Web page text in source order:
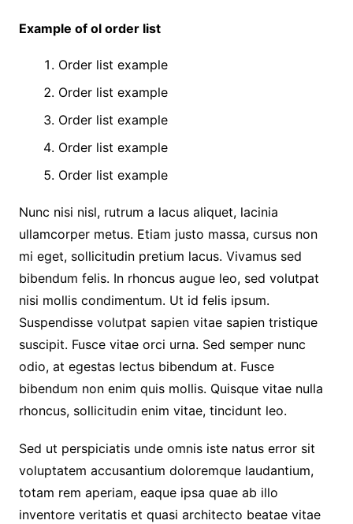
Example of ol order list
Order list example
Order list example
Order list example
Order list example
Order list example
Nunc nisi nisl, rutrum a lacus aliquet, lacinia
ullamcorper metus. Etiam justo massa, cursus non
mi eget, sollicitudin pretium lacus. Vivamus sed
bibendum felis. In rhoncus augue leo, sed volutpat
nisi mollis condimentum. Ut id felis ipsum.
Suspendisse volutpat sapien vitae sapien tristique
suscipit. Fusce vitae orci urna. Sed semper nunc
odio, at egestas lectus bibendum at. Fusce
bibendum non enim quis mollis. Quisque vitae nulla
rhoncus, sollicitudin enim vitae, tincidunt leo.
Sed ut perspiciatis unde omnis iste natus error sit
voluptatem accusantium doloremque laudantium,
totam rem aperiam, eaque ipsa quae ab illo
inventore veritatis et quasi architecto beatae vitae